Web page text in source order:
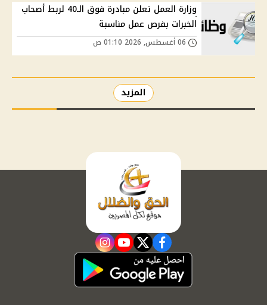
وزارة العمل تعلن مبادرة فوق الـ40 لربط أصحاب
الخبرات بفرص عمل مناسبة
المزيد
facebook
twitter
youtube
instagram